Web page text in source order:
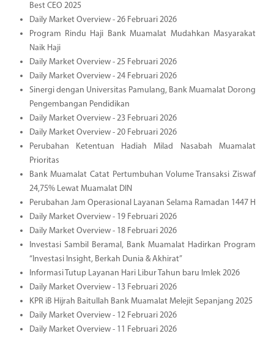
Best CEO 2025
Daily Market Overview - 26 Februari 2026
Program Rindu Haji Bank Muamalat Mudahkan Masyarakat
Naik Haji
Daily Market Overview - 25 Februari 2026
Daily Market Overview - 24 Februari 2026
Sinergi dengan Universitas Pamulang, Bank Muamalat Dorong
Pengembangan Pendidikan
Daily Market Overview - 23 Februari 2026
Daily Market Overview - 20 Februari 2026
Perubahan Ketentuan Hadiah Milad Nasabah Muamalat
Prioritas
Bank Muamalat Catat Pertumbuhan Volume Transaksi Ziswaf
24,75% Lewat Muamalat DIN
Perubahan Jam Operasional Layanan Selama Ramadan 1447 H
Daily Market Overview - 19 Februari 2026
Daily Market Overview - 18 Februari 2026
Investasi Sambil Beramal, Bank Muamalat Hadirkan Program
“Investasi Insight, Berkah Dunia & Akhirat”
Informasi Tutup Layanan Hari Libur Tahun baru Imlek 2026
Daily Market Overview - 13 Februari 2026
KPR iB Hijrah Baitullah Bank Muamalat Melejit Sepanjang 2025
Daily Market Overview - 12 Februari 2026
Daily Market Overview - 11 Februari 2026